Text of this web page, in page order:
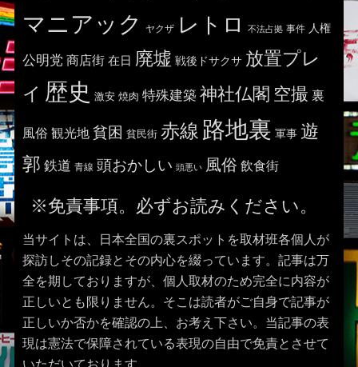
マニアック ヤクザ レトロ 不法占拠 事件 人権
公明党 商店街 在日 廃墟 戦後ドサクサ 放置プレ
イ 歴史 激安 焼肉 特殊建築 神社仏閣 空撮 裏
風俗 観光地 貧困 貧民街 赤線 路地裏 軍事 遊
郭 鉄道 青線 頭おかしい 頭悪い 風俗 飲食街
※免責事項。必ずお読みください。
当サイトは、日本全国の裏スポットを取材班各個人が
探訪しその記録とその内心を綴っています。記事は万
全を期しておりますが、個人取材のため完全に内容が
正しいとも限りません。そこは読者がご自身で記事が
正しいか否かを確認の上、お考え下さい。当記事の表
現は憲法で保障されている表現の自由で免責とさせて
いただいております。